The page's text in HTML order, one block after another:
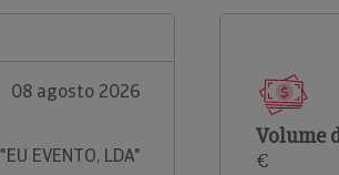
08 agosto 2026
"EU EVENTO, LDA"
Volume
€